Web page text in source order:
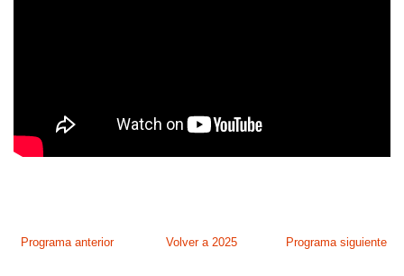
Programa anterior Volver a 2025 Programa siguiente